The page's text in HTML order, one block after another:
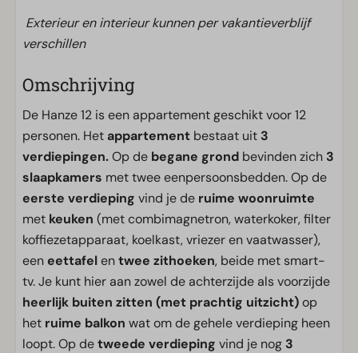
Exterieur en interieur kunnen per vakantieverblijf
verschillen
Omschrijving
De Hanze 12 is een appartement geschikt voor 12
personen. Het appartement bestaat uit 3
verdiepingen.Op de begane grond bevinden zich 3
slaapkamers met twee eenpersoonsbedden. Op de
eerste verdieping vind je de ruime woonruimte
met keuken (met combimagnetron, waterkoker, filter
koffiezetapparaat, koelkast, vriezer en vaatwasser),
eeneettafelentwee zithoeken, beide met smart-
tv. Je kunt hier aan zowel de achterzijde als voorzijde
heerlijk buiten zitten (met prachtig uitzicht)op
het ruime balkon wat om de gehele verdieping heen
loopt. Op detweede verdieping vind je nog 3